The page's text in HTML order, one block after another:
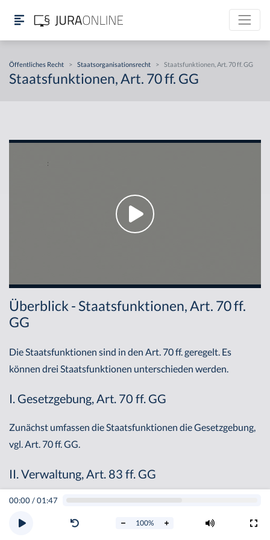
Öffentliches Recht > Staatsorganisationsrecht > Staatsfunktionen, Art. 70 ff. GG
Staatsfunktionen, Art. 70 ff. GG
00:00/01:47
100%
Überblick - Staatsfunktionen, Art. 70 ff.
GG
Die Staatsfunktionen sind in den Art. 70 ff. geregelt. Es
können drei Staatsfunktionen unterschieden werden.
I. Gesetzgebung, Art. 70 ff. GG
Zunächst umfassen die Staatsfunktionen die Gesetzgebung,
vgl. Art. 70 ff. GG.
II. Verwaltung, Art. 83 ff. GG
Weiterhin betreffen die Staatsfunktionen auch die
Verwaltung, also die Ausführung der Gesetze, vgl. Art. 83 ff.